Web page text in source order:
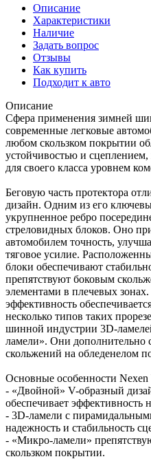
Описание
Характеристики
Наличие
Задать вопрос
Отзывы
Как купить
Подходит к авто
Описание
Сфера применения зимней
современные легковые
любом скользком покрытии
устойчивостью и
для своего класса уровнем
Беговую часть протектора
дизайн. Одним из его
укрупненное ребро
стреловидных блоков. Оно
автомобилем точность,
тяговое усилие.
блоки обеспечивают
препятствуют боковым
элементами в плечевых
эффективность
несколько типов таких
шинной индустрии 3D-
ламели». Они дополнительно
скольжений на обледенелом
Основные особенности Nexen
- «Двойной» V-образный
обеспечивает
- 3D-ламели с
надежность и стабильность
- «Микро-ламели»